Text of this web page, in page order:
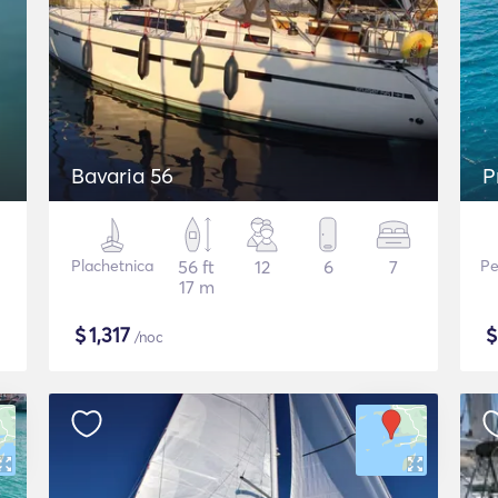
Bavaria 56
Plachetnica
56 ft
17 m
12 6 7
$1,317 /noc